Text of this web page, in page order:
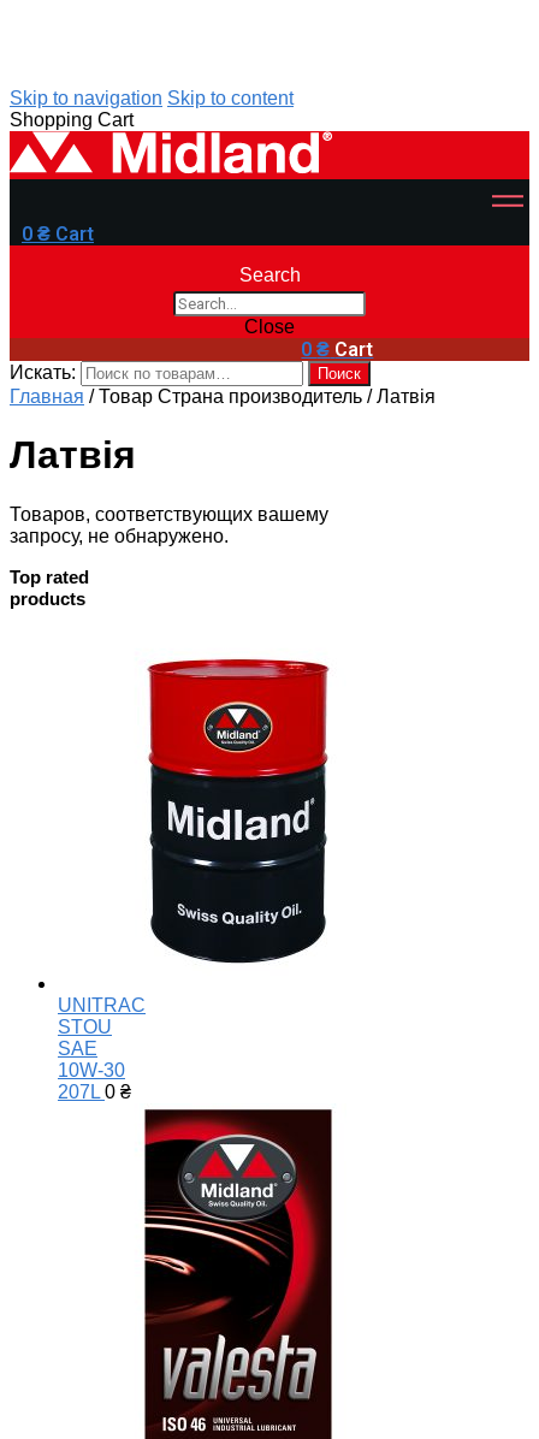
Skip to navigation Skip to content
Shopping Cart
0 ₴ Cart
Search
Close
0₴ Cart
Искать: Поиск
Главная /Товар Страна производитель /Латвія
Латвія
Товаров, соответствующих вашему
запросу, не обнаружено.
Top rated
products
UNITRAC
STOU
SAE
10W-30
207L 0 ₴